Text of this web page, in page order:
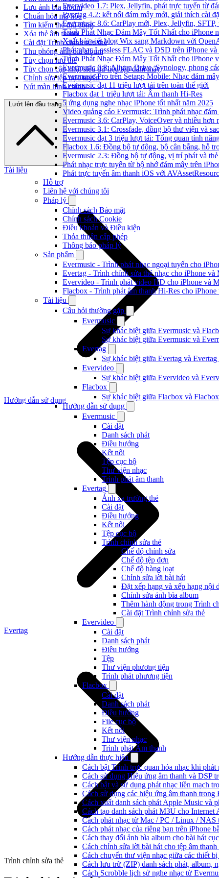
Evervideo 1.7: Plex, Jellyfin, phát trực tuyến từ
Evertag 4.2: kết nối đám mây mới, giải thích cài
Evermusic 8.6: CarPlay mới, Plex, Jellyfin,
Trình Phát Nhạc Đám Mây Tốt Nhất cho iPhone
Xuất bài viết blog Wix sang Markdown với
Phát nhạc Lossless FLAC và DSD trên iPhone
Trình Phát Nhạc Đám Mây Tốt Nhất cho iPhone
Evermusic 6.8: Aliyun Drive, Synology, phong
Evermusic Pro trên Setapp Mobile: Nhạc đám
Evermusic đạt 11 triệu lượt tải trên toàn thế giới
Flacbox đạt 1 triệu lượt tải: Âm thanh Hi-Res
5 ứng dụng nghe nhạc iPhone tốt nhất năm 2025
Video quảng cáo Evermusic: Trình phát nhạc đám
Evermusic 3.6: CarPlay, VoiceOver và nhiều hơn
Evermusic 3.1: Crossfade, đồng bộ thư viện và
Evermusic đạt 3 triệu lượt tải: Tổng quan tính
Flacbox 1.6: Đồng bộ tự động, bộ cân bằng, hỗ
Evermusic 2.3: Đồng bộ tự động, vị trí phát và thẻ
Phát nhạc trực tuyến từ bộ nhớ đám mây trên
Phát trực tuyến âm thanh iOS với
Hỗ trợ
Liên hệ với chúng tôi
Pháp lý
Chính sách Bảo mật
Chính sách Cookie
Điều khoản và Điều kiện
Thỏa thuận cấp phép
Thông báo pháp lý
Sản phẩm
Evermusic - Trình phát nhạc ngoại tuyến cho
Evertag - Trình chỉnh sửa thẻ nhạc cho iPhone và
Evervideo - Trình phát video HD cho iPhone và
Flacbox - Trình phát âm thanh Hi-Res cho iPhone
Tài liệu
Câu hỏi thường gặp
Evermusic
Sự khác biệt giữa Evermusic và
Sự khác biệt giữa Evermusic và
Evertag
Sự khác biệt giữa Evertag và
Evervideo
Sự khác biệt giữa Evervideo và
Flacbox
Sự khác biệt giữa Flacbox và
Hướng dẫn sử dụng
Evermusic
Cài đặt
Danh sách phát
Điều hướng
Kết nối
Tệp cục bộ
Thư viện nhạc
Trình phát âm thanh
Evertag
Ánh xạ trường thẻ
Cài đặt
Điều hướng
Kết nối
Tệp cục bộ
Trình chỉnh sửa thẻ
Chế độ chỉnh sửa
Chế độ tệp đơn
Chế độ hàng loạt
Chỉnh sửa lời bài hát
Đặt xếp hạng và xếp hạng nội
Chỉnh sửa ảnh bìa album
Thêm hành động trong Trình
Cài đặt Trình chỉnh sửa thẻ
Evervideo
Cài đặt
Danh sách phát
Điều hướng
Tệp
Thư viện phương tiện
Trình phát phương tiện
Flacbox
Cài đặt
Danh sách phát
Điều hướng
File cục bộ
Kết nối
Thư viện nhạc
Trình phát Âm thanh
Hướng dẫn thực hiện
Cách bật Trình trực quan hóa nhạc khi
Cách sử dụng Hiệu ứng âm thanh và DSP
Cách bật và sử dụng phát nhạc liền mạch
Cách sử dụng các hiệu ứng âm thanh
Cách xuất danh sách phát Apple Music và
Cách tạo danh sách phát M3U cho
Cách phát nhạc từ Mac / PC / Linux /
Cách phát nhạc của riêng bạn trên iPhone
Cách thay đổi ảnh bìa album cho bài hát
Cách chỉnh sửa lời bài hát cho tệp âm
Cách chuyển thư viện nhạc giữa các thiết
Cách lưu trữ (ZIP) danh sách phát, album,
Cách Scrobble lịch sử nghe nhạc từ
Lưu ảnh bìa album
Chuẩn hóa mã hóa
Tìm kiếm thẻ thủ công
Xóa thẻ âm thanh
Cài đặt Trình chỉnh sửa thẻ
Thu phóng ảnh bìa album
Tùy chọn lưu thẻ
Tùy chọn cập nhật siêu dữ liệu tệp đám mây
Chỉnh sửa tệp trực tuyến
Nút màn hình chính
Lướt lên đầu trang
Tài liệu
Hướng dẫn sử dụng
Evertag
Trình chỉnh sửa thẻ